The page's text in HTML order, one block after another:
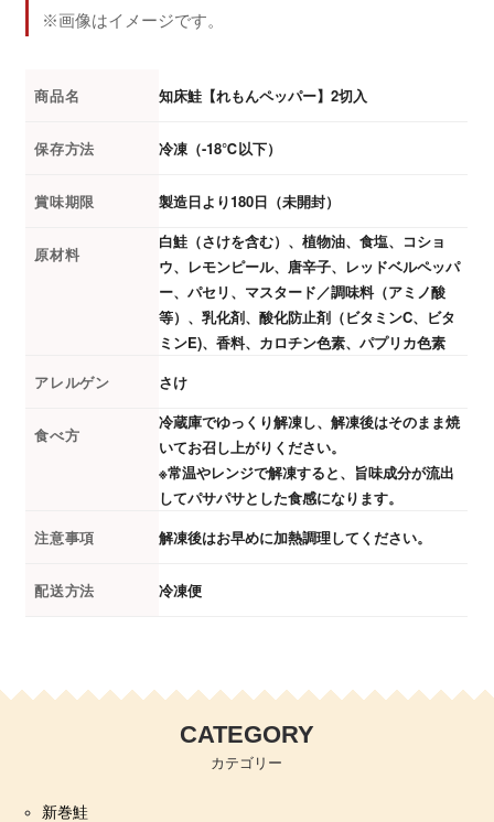
※画像はイメージです。
商品名 知床鮭【れもんペッパー】2切入
保存方法 冷凍（-18℃以下）
賞味期限 製造日より180日（未開封）
原材料
白鮭（さけを含む）、植物油、食塩、コショ
ウ、レモンピール、唐辛子、レッドベルペッパ
ー、パセリ、マスタード／調味料（アミノ酸
等）、乳化剤、酸化防止剤（ビタミンC、ビタ
ミンE)、香料、カロチン色素、パプリカ色素
アレルゲン
さけ
食べ方
冷蔵庫でゆっくり解凍し、解凍後はそのまま焼
いてお召し上がりください。
※常温やレンジで解凍すると、旨味成分が流出
してパサパサとした食感になります。
注意事項
解凍後はお早めに加熱調理してください。
配送方法 冷凍便
CATEGORY
カテゴリー
新巻鮭